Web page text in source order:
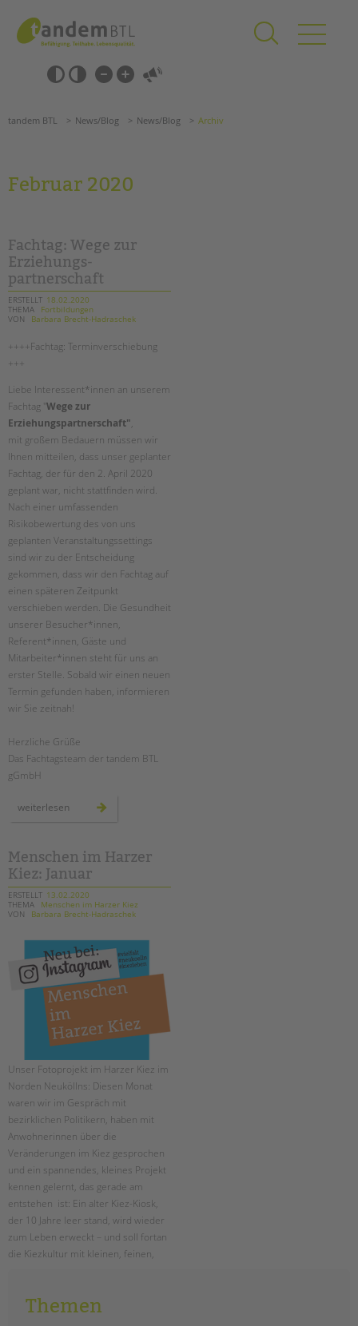
springen
Barrierefrei-
Einstellungen
überspringen
überspringen
Förderzentren
Kollegs
EFöB
Schulbezogene Sozialarbeit
Tagesgruppen
HILFEN ZUR ERZIEHUNG
EINGLIEDERUNGSHILFE
BETREUTES WOHNEN
TANDEM BTL AKADEMIE
Zertfikatskurse
Seminarkalender
Seminarräume
STADTTEILARBEIT
PROFIL | LEITBILD
Bereiche im Überblick
Kinder- und Jugendschutz
Unsere Videos
Gesellschafter VdK
schoolcoach BTL
KARRIERE
Stellenangebote
unkuerzbar
Briefe an Kai
PRESSE
Magazin
KONTAKT
Impressum
Datenschutz
Hinweisgebersystem
Intranet
tandem BTL News/Blog News/Blog Archiv
Februar 2020
Fachtag: Wege zur
Erziehungs-
partnerschaft
ERSTELLT 18.02.2020
THEMA
Fortbildungen
VON
Barbara Brecht-Hadraschek
++++Fachtag: Terminverschiebung
+++
Liebe Interessent*innen an unserem
Fachtag " Wege zur
Erziehungspartnerschaft",
mit großem Bedauern müssen wir
Ihnen mitteilen, dass unser geplanter
Fachtag, der für den 2. April 2020
geplant war, nicht stattfinden wird.
Nach einer umfassenden
Risikobewertung des von uns
geplanten Veranstaltungssettings
sind wir zu der Entscheidung
gekommen, dass wir den Fachtag auf
einen späteren Zeitpunkt
verschieben werden. Die Gesundheit
unserer Besucher*innen,
Referent*innen, Gäste und
Mitarbeiter*innen steht für uns an
erster Stelle. Sobald wir einen neuen
Termin gefunden haben, informieren
wir Sie zeitnah!
Herzliche Grüße
Das Fachtagsteam der tandem BTL
gGmbH
weiterlesen fachtag:
Menschen im Harzer
Kiez: Januar
ERSTELLT 13.02.2020
THEMA
Menschen im Harzer Kiez
VON
Barbara Brecht-Hadraschek
Unser Fotoprojekt im Harzer Kiez im
Norden Neuköllns: Diesen Monat
waren wir im Gespräch mit
bezirklichen Politikern, haben mit
Anwohnerinnen über die
Veränderungen im Kiez gesprochen
und ein spannendes, kleines Projekt
kennen gelernt, das gerade am
entstehen ist: Ein alter Kiez-Kiosk,
der 10 Jahre leer stand, wird wieder
zum Leben erweckt – und soll fortan
die Kiezkultur mit kleinen, feinen,
ausdrücklich erwünscht!
Themen